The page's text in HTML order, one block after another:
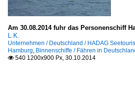
Am 30.08.2014 fuhr das Personenschiff
L.K.
Unternehmen / Deutschland / HADAG
Hamburg, Binnenschiffe / Fähren in
 540 1200x900 Px, 30.10.2014